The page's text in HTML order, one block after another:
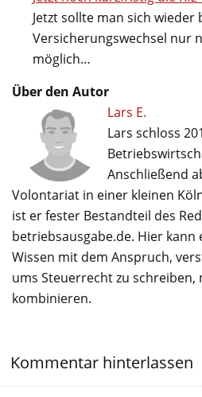
Jetzt sollte man sich wieder
Versicherungswechsel nur
möglich…
Über den Autor
Lars E.
Lars schloss
Anschließend
Volontariat in einer kleinen
ist er fester Bestandteil des
betriebsausgabe.de. Hier kann
Wissen mit dem Anspruch,
ums Steuerrecht zu
kombinieren.
Kommentar hinterlassen